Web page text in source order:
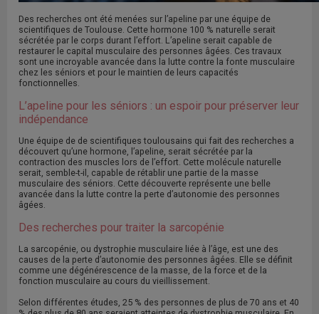
Des recherches ont été menées sur l’apeline par une équipe de
scientifiques de Toulouse. Cette hormone 100 % naturelle serait
sécrétée par le corps durant l’effort. L’apeline serait capable de
restaurer le capital musculaire des personnes âgées. Ces travaux
sont une incroyable avancée dans la lutte contre la fonte musculaire
chez les séniors et pour le maintien de leurs capacités
fonctionnelles.
L’apeline pour les séniors : un espoir pour préserver leur
indépendance
Une équipe de de scientifiques toulousains qui fait des recherches a
découvert qu’une hormone, l’apeline, serait sécrétée par la
contraction des muscles lors de l’effort. Cette molécule naturelle
serait, semble-t-il, capable de rétablir une partie de la masse
musculaire des séniors. Cette découverte représente une belle
avancée dans la lutte contre la perte d’autonomie des personnes
âgées.
Des recherches pour traiter la sarcopénie
La sarcopénie, ou dystrophie musculaire liée à l’âge, est une des
causes de la perte d’autonomie des personnes âgées. Elle se définit
comme une dégénérescence de la masse, de la force et de la
fonction musculaire au cours du vieillissement.
Selon différentes études, 25 % des personnes de plus de 70 ans et 40